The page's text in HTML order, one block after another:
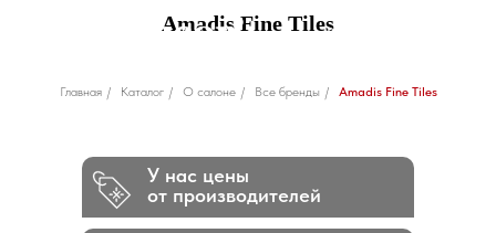
Amadis Fine Tiles
Главная / Каталог / О салоне / Все бренды / Amadis Fine Tiles
У нас цены
от производителей